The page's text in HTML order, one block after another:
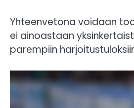
Yhteenvetona voidaan
ei ainoastaan
parempiin